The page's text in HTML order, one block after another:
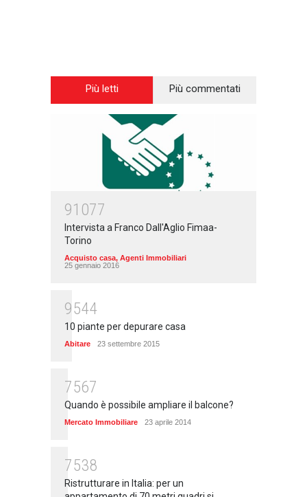
Più letti Più commentati
91077
Intervista a Franco Dall'Aglio Fimaa-
Torino
Acquisto casa, Agenti Immobiliari
25 gennaio 2016
9544
10 piante per depurare casa
Abitare 23 settembre 2015
7567
Quando è possibile ampliare il balcone?
Mercato Immobiliare 23 aprile 2014
7538
Ristrutturare in Italia: per un